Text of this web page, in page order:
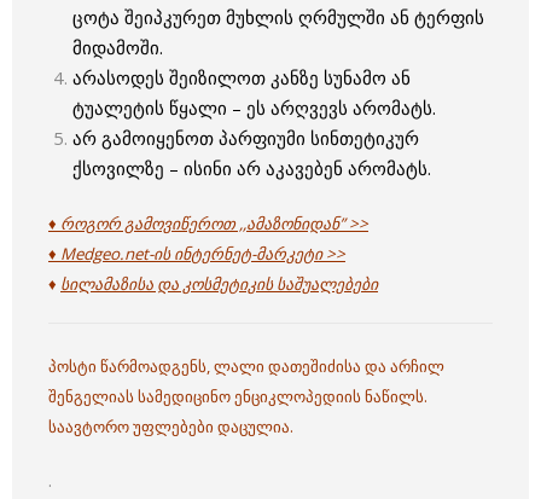
ცოტა შეიპკურეთ მუხლის ღრმულში ან ტერფის
მიდამოში.
არასოდეს შეიზილოთ კანზე სუნამო ან
ტუალეტის წყალი – ეს არღვევს არომატს.
არ გამოიყენოთ პარფიუმი სინთეტიკურ
ქსოვილზე – ისინი არ აკავებენ არომატს.
♦ როგორ გამოვიწეროთ ,,ამაზონიდან” >>
♦ Medgeo.net-ის ინტერნეტ-მარკეტი >>
♦ სილამაზისა და კოსმეტიკის საშუალებები
პოსტი წარმოადგენს, ლალი დათეშიძისა და არჩილ
შენგელიას სამედიცინო ენციკლოპედიის ნაწილს.
საავტორო უფლებები დაცულია.
.